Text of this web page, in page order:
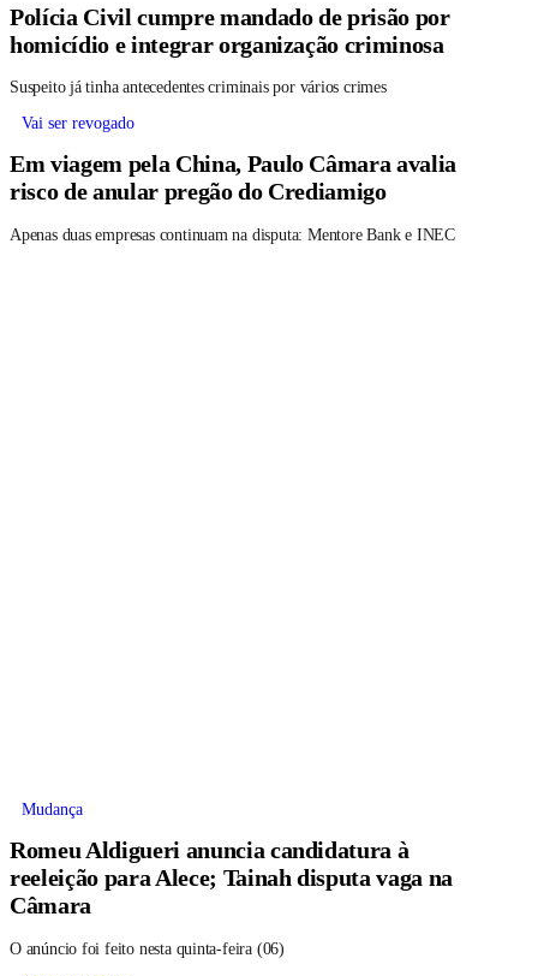
Polícia Civil cumpre mandado de prisão por
homicídio e integrar organização criminosa
Suspeito já tinha antecedentes criminais por vários crimes
Vai ser revogado
Em viagem pela China, Paulo Câmara avalia
risco de anular pregão do Crediamigo
Apenas duas empresas continuam na disputa: Mentore Bank e INEC
Mudança
Romeu Aldigueri anuncia candidatura à
reeleição para Alece; Tainah disputa vaga na
Câmara
O anúncio foi feito nesta quinta-feira (06)